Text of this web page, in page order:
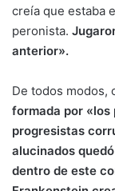
creía que estaba
peronista.
anterior».
De todos modos,
formada por
progresistas
alucinados
dentro de este